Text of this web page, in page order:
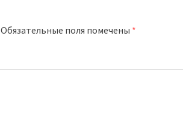
Обязательные поля помечены *